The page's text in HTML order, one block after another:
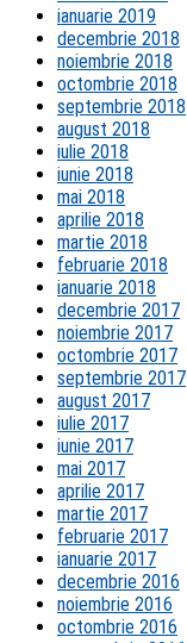
ianuarie 2019
decembrie 2018
noiembrie 2018
octombrie 2018
septembrie 2018
august 2018
iulie 2018
iunie 2018
mai 2018
aprilie 2018
martie 2018
februarie 2018
ianuarie 2018
decembrie 2017
noiembrie 2017
octombrie 2017
septembrie 2017
august 2017
iulie 2017
iunie 2017
mai 2017
aprilie 2017
martie 2017
februarie 2017
ianuarie 2017
decembrie 2016
noiembrie 2016
octombrie 2016